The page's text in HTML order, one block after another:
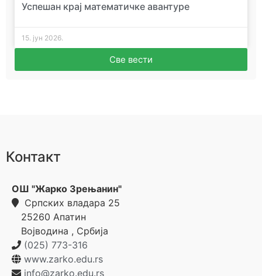
Успешан крај математичке авантуре
15. јун 2026.
Све вести
Контакт
ОШ "Жарко Зрењанин"
Српских владара 25
25260 Апатин
Војводина , Србија
(025) 773-316
www.zarko.edu.rs
info@zarko.edu.rs